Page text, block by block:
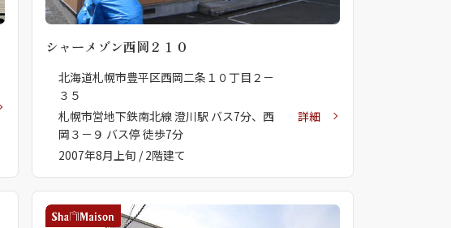
自立型サービス付き・シニア向け
お問い合わせ・よくある質問
シャーメゾンライフ CLUB
らくらくパートナー
シャーメゾン西岡２１０
北海道札幌市豊平区西岡二条１０丁目２－
３５
札幌市営地下鉄南北線 澄川駅 バス7分、西
岡３－９ バス停 徒歩7分
2007年8月上旬 / 2階建て
詳細